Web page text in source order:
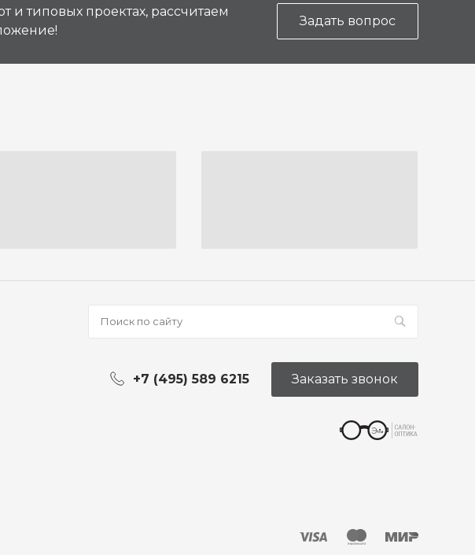
и типовых проектах, рассчитаем
Задать вопрос
+7 (495) 589 6215 Заказать звонок